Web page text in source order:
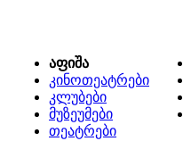
აფიშა
კინოთეატრები
კლუბები
მუზეუმები
თეატრები